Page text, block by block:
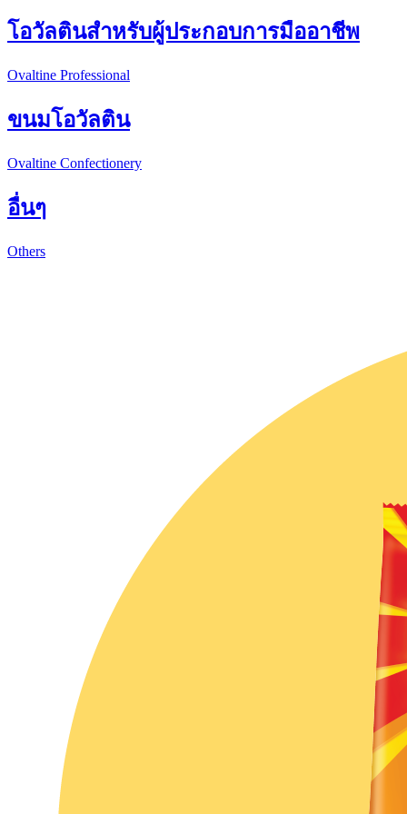
โอวัลตินสำหรับผู้ประกอบการมืออาชีพ
Ovaltine Professional
ขนมโอวัลติน
Ovaltine Confectionery
อื่นๆ
Others